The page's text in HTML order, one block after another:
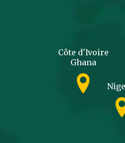
Côte d'Ivoire
Ghana